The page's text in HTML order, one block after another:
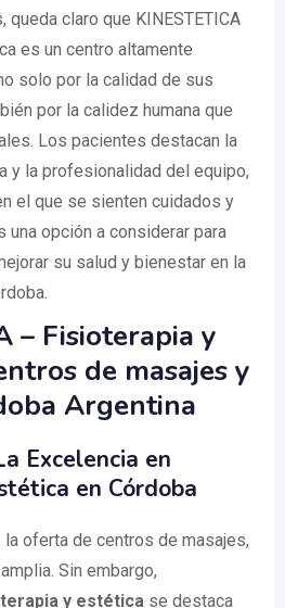
queda claro que KINESTETICA
es un centro altamente
solo por la calidad de sus
por la calidez humana que
Los pacientes destacan la
y la profesionalidad del equipo,
el que se sienten cuidados y
una opción a considerar para
su salud y bienestar en la
– Fisioterapia y
de masajes y
Argentina
Excelencia en
en Córdoba
la oferta de centros de masajes,
Sin embargo,
y estética se destaca